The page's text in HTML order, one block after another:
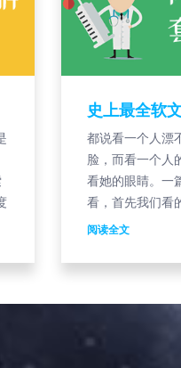
都说看一个人漂
脸，而看一个人
看她的眼睛。一
看，首先我们看
有没有吸引力，
文，没有吸引力
阅读全文